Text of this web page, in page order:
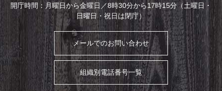
開庁時間：月曜日から金曜日／8時30分から17時15分（土曜日・
日曜日・祝日は閉庁）
メールでのお問い合わせ
組織別電話番号一覧